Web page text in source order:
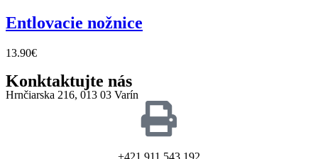
Entlovacie nožnice
13.90€
Konktaktujte nás
Hrnčiarska 216, 013 03 Varín